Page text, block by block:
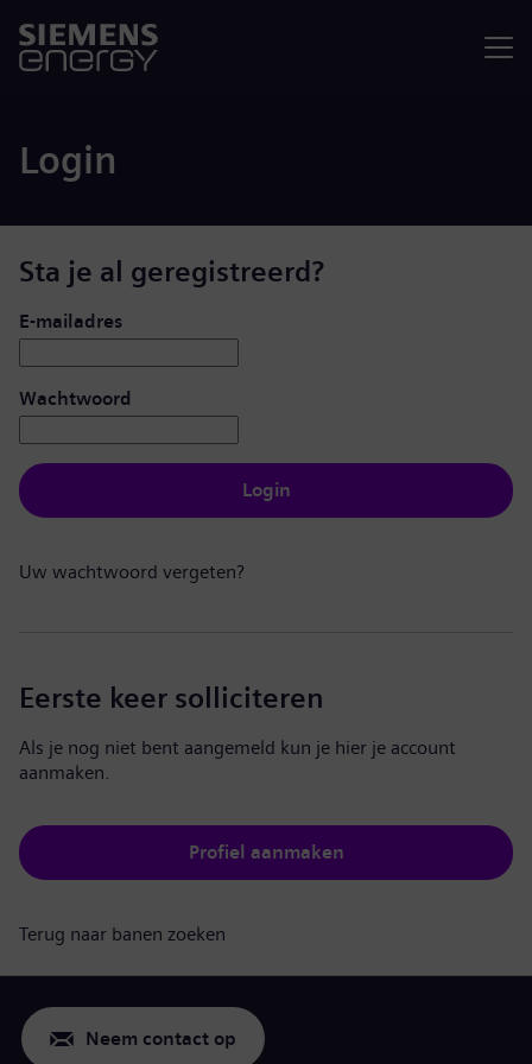
Login
Sta je al geregistreerd?
Inloggen: gebruiker en wachtwoord
E-mailadres
Wachtwoord
Login
Uw wachtwoord vergeten?
Eerste keer solliciteren
Als je nog niet bent aangemeld kun je hier je account
aanmaken.
Profiel aanmaken
Terug naar banen zoeken
Neem contact op